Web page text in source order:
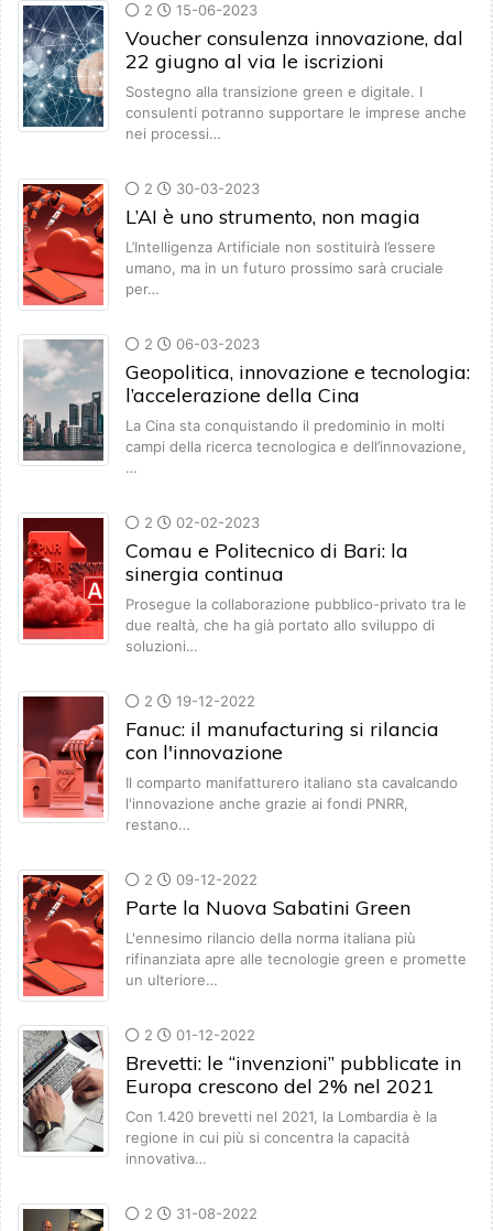
2 15-06-2023
Voucher consulenza innovazione, dal
22 giugno al via le iscrizioni
Sostegno alla transizione green e digitale. I
consulenti potranno supportare le imprese anche
nei processi…
2 30-03-2023
L’AI è uno strumento, non magia
L’Intelligenza Artificiale non sostituirà l’essere
umano, ma in un futuro prossimo sarà cruciale
per…
2 06-03-2023
Geopolitica, innovazione e tecnologia:
l’accelerazione della Cina
La Cina sta conquistando il predominio in molti
campi della ricerca tecnologica e dell’innovazione,
…
2 02-02-2023
Comau e Politecnico di Bari: la
sinergia continua
Prosegue la collaborazione pubblico-privato tra le
due realtà, che ha già portato allo sviluppo di
soluzioni…
2 19-12-2022
Fanuc: il manufacturing si rilancia
con l'innovazione
Il comparto manifatturero italiano sta cavalcando
l'innovazione anche grazie ai fondi PNRR,
restano…
2 09-12-2022
Parte la Nuova Sabatini Green
L'ennesimo rilancio della norma italiana più
rifinanziata apre alle tecnologie green e promette
un ulteriore…
2 01-12-2022
Brevetti: le “invenzioni” pubblicate in
Europa crescono del 2% nel 2021
Con 1.420 brevetti nel 2021, la Lombardia è la
regione in cui più si concentra la capacità
innovativa…
2 31-08-2022